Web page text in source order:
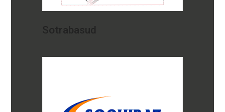
Sotrabasud